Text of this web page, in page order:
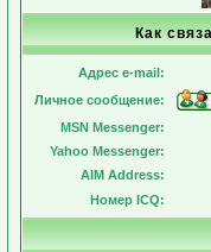
Как
Адрес e-mail:
Личное сообщение:
MSN Messenger:
Yahoo Messenger:
AIM Address:
Номер ICQ: